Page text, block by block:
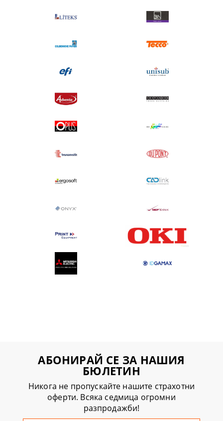
АБОНИРАЙ СЕ ЗА НАШИЯ
БЮЛЕТИН
Никога не пропускайте нашите страхотни
оферти. Всяка седмица огромни
разпродажби!